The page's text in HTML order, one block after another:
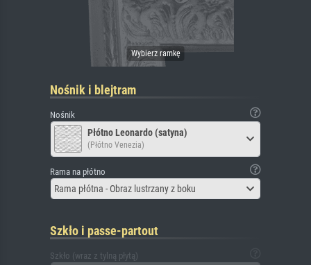
Nośnik i blejtram
Nośnik
Płótno Leonardo (satyna)
(Płótno Venezia)
Rama na płótno
Rama płótna - Obraz lustrzany z boku
Szkło i passe-partout
Szkło (wraz z tylną płytą)